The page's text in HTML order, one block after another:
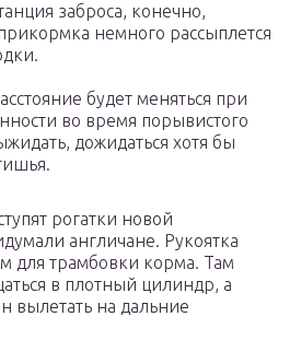
заброса, конечно,
немного рассыплется
будет меняться при
во время порывистого
дожидаться хотя бы
рогатки новой
англичане. Рукоятка
для трамбовки корма. Там
в плотный цилиндр, а
вылетать на дальние